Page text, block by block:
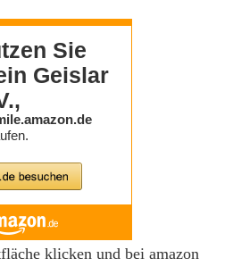
klicken und bei amazon